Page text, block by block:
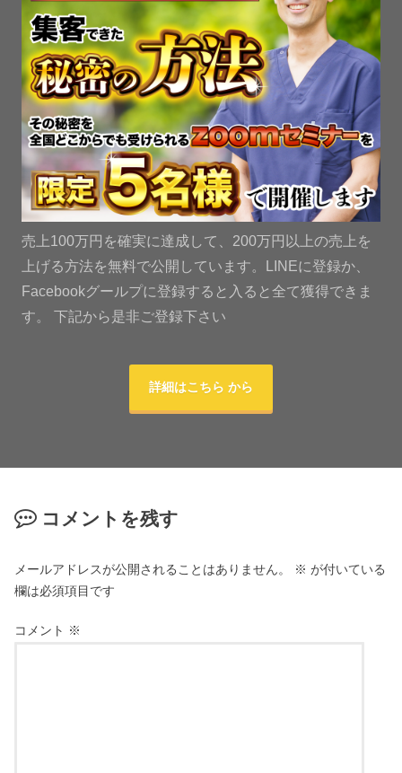
売上100万円を確実に達成して、200万円以上の売上を
上げる方法を無料で公開しています。LINEに登録か、
Facebookグールプに登録すると入ると全て獲得できま
す。 下記から是非ご登録下さい
詳細はこちら から
コメントを残す
メールアドレスが公開されることはありません。 ※ が付いている
欄は必須項目です
コメント ※